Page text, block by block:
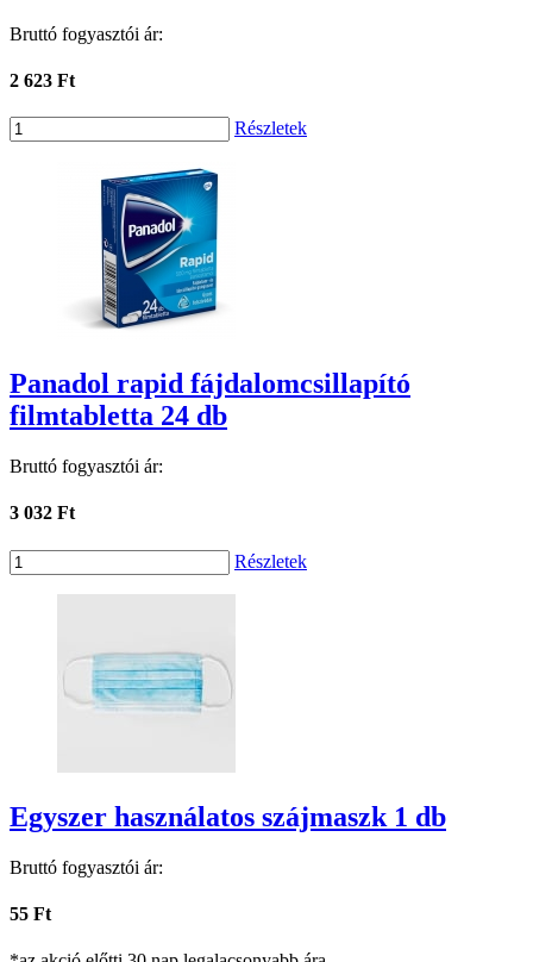
Bruttó fogyasztói ár:
2 623 Ft
Részletek
Panadol rapid fájdalomcsillapító
filmtabletta 24 db
Bruttó fogyasztói ár:
3 032 Ft
Részletek
Egyszer használatos szájmaszk 1 db
Bruttó fogyasztói ár:
55 Ft